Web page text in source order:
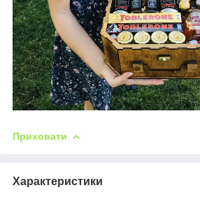
Приховати
Характеристики